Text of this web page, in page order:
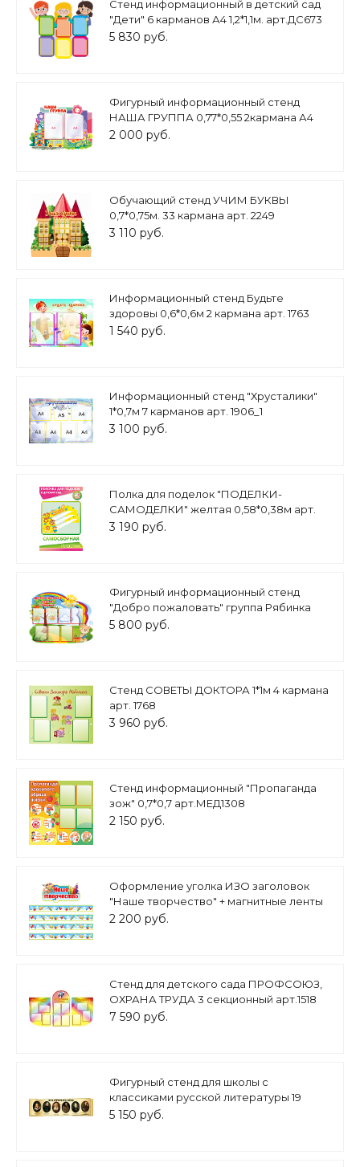
Стенд информационный в детский сад
"Дети" 6 карманов А4 1,2*1,1м. арт.ДС673
5 830 руб.
Фигурный информационный стенд
НАША ГРУППА 0,77*0,55 2кармана А4
арт. 2520
2 000 руб.
Обучающий стенд УЧИМ БУКВЫ
0,7*0,75м. 33 кармана арт. 2249
3 110 руб.
Информационный стенд Будьте
здоровы 0,6*0,6м 2 кармана арт. 1763
1 540 руб.
Информационный стенд "Хрусталики"
1*0,7м 7 карманов арт. 1906_1
3 100 руб.
Полка для поделок "ПОДЕЛКИ-
САМОДЕЛКИ" желтая 0,58*0,38м арт.
П567
3 190 руб.
Фигурный информационный стенд
"Добро пожаловать" группа Рябинка
1,25*1,02м 7 карманов А4 арт. ДС1908
5 800 руб.
Стенд СОВЕТЫ ДОКТОРА 1*1м 4 кармана
арт. 1768
3 960 руб.
Стенд информационный "Пропаганда
зож" 0,7*0,7 арт.МЕД1308
2 150 руб.
Оформление уголка ИЗО заголовок
"Наше творчество" + магнитные ленты
арт.МАГ1186
2 200 руб.
Стенд для детского сада ПРОФСОЮЗ,
ОХРАНА ТРУДА 3 секционный арт.1518
7 590 руб.
Фигурный стенд для школы с
классиками русской литературы 19
века, 2*0,6м арт. 1351
5 150 руб.